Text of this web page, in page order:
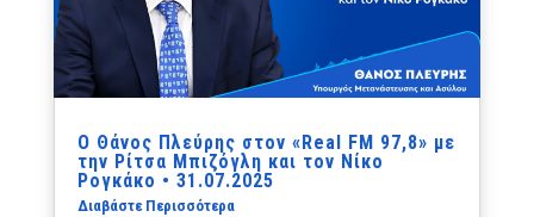
Ο Θάνος Πλεύρης στον «Real FM 97,8» με
την Ρίτσα Μπιζόγλη και τον Νίκο
Ρογκάκο • 31.07.2025
Διαβάστε Περισσότερα